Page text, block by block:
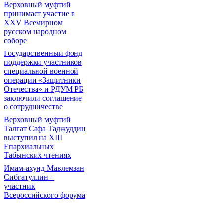
Верховный муфтий
принимает участие в
XXV Всемирном
русском народном
соборе
Государственный фонд
поддержки участников
специальной военной
операции «Защитники
Отечества» и РДУМ РБ
заключили соглашение
о сотрудничестве
Верховный муфтий
Талгат Сафа Таджуддин
выступил на ХIII
Епархиальных
Табынских чтениях
Имам-ахунд Мавлемзан
Сибгатуллин –
участник
Всероссийского форума